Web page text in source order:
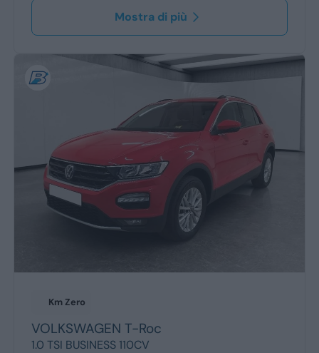
Mostra di più
Km Zero
VOLKSWAGEN T-Roc
1.0 TSI BUSINESS 110CV